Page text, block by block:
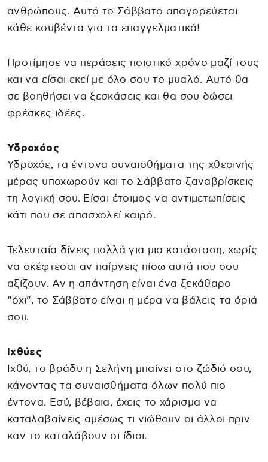
ανθρώπους. Αυτό το Σάββατο απαγορεύεται
κάθε κουβέντα για τα επαγγελματικά!
Προτίμησε να περάσεις ποιοτικό χρόνο μαζί τους
και να είσαι εκεί με όλο σου το μυαλό. Αυτό θα
σε βοηθήσει να ξεσκάσεις και θα σου δώσει
φρέσκες ιδέες.
Υδροχόος
Υδροχόε, τα έντονα συναισθήματα της χθεσινής
μέρας υποχωρούν και το Σάββατο ξαναβρίσκεις
τη λογική σου. Είσαι έτοιμος να αντιμετωπίσεις
κάτι που σε απασχολεί καιρό.
Τελευταία δίνεις πολλά για μια κατάσταση, χωρίς
να σκέφτεσαι αν παίρνεις πίσω αυτά που σου
αξίζουν. Αν η απάντηση είναι ένα ξεκάθαρο
“όχι”, το Σάββατο είναι η μέρα να βάλεις τα όριά
σου.
Ιχθύες
Ιχθύ, το βράδυ η Σελήνη μπαίνει στο ζώδιό σου,
κάνοντας τα συναισθήματα όλων πολύ πιο
έντονα. Εσύ, βέβαια, έχεις το χάρισμα να
καταλαβαίνεις αμέσως τι νιώθουν οι άλλοι πριν
καν το καταλάβουν οι ίδιοι.